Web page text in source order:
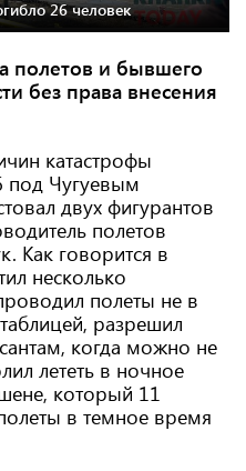
26 человек
полетов и бывшего
без права внесения
катастрофы
под Чугуевым
двух фигурантов
полетов
Как говорится в
несколько
полеты не в
разрешил
когда можно не
лететь в ночное
который 11
в темное время